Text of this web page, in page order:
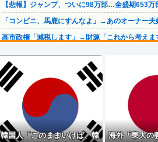
【悲報】ジャンプ、ついに98万部…全盛期653万
「コンビニ、馬鹿にすんなよ」→あのオーナー夫
高市政権「減税します」→財源「これから考えま
イオン爆発事故、原因はLPG漏れか…経産省が全
義兄嫁が自宅をサロンにして姪を毎日ウトメへ預
【驚愕】ユーチューバー「撮影で使うから、この
figmaテーブル美術館「天使像」可動フィギュア
【模型誌】「ガンプラカタログ2026 GWXメモリ
女性が尻穴でどのように快楽を感じるかをマジメ
韓国人「このままいけば、韓
海外「東大の